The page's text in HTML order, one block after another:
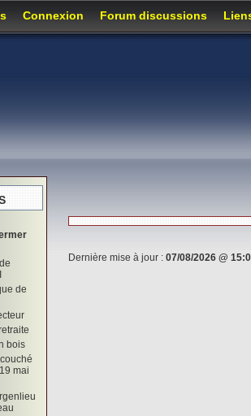
Connexion Forum discussions
de
bois
mai
Dernière mise à jour : 07/08/2026 @